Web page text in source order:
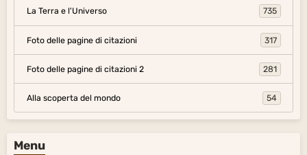
La Terra e l'Universo 735
Foto delle pagine di citazioni 317
Foto delle pagine di citazioni 2 281
Alla scoperta del mondo 54
Menu